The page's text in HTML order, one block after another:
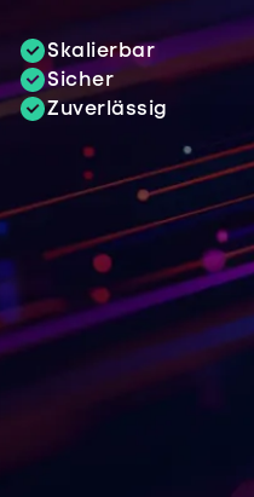
Skalierbar
Sicher
Zuverlässig